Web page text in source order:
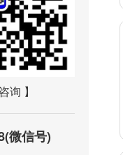
询 】
微信号)